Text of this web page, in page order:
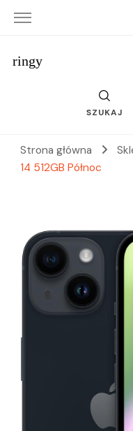
ringy
SZUKAJ
Strona główna
14 512GB Północ